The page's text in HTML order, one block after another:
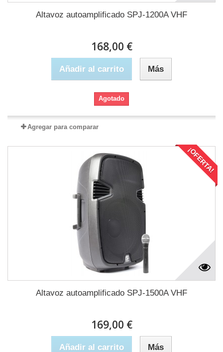
Altavoz autoamplificado SPJ-1200A VHF
168,00 €
Añadir al carrito Más
Agotado
Agregar para comparar
¡OFERTA!
Altavoz autoamplificado SPJ-1500A VHF
169,00 €
Añadir al carrito Más